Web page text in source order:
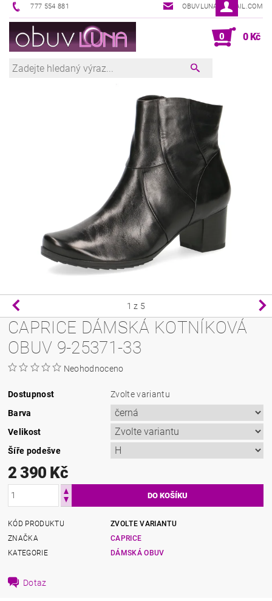
777 554 881 OBUVLUNA@GMAIL.COM
0 0 Kč
1 z 5
CAPRICE DÁMSKÁ KOTNÍKOVÁ
OBUV 9-25371-33
Neohodnoceno
Dostupnost
Zvolte variantu
Barva
Velikost
Šíře podešve
2 390 Kč
KÓD PRODUKTU
ZVOLTE VARIANTU
ZNAČKA
CAPRICE
KATEGORIE
DÁMSKÁ OBUV
Dotaz